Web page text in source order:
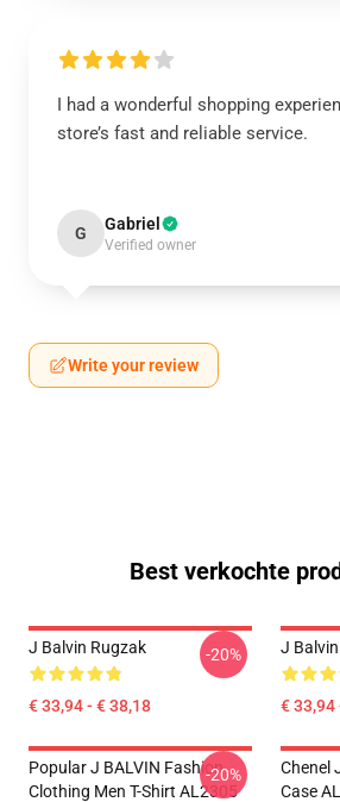
I had a wonderful shopping
store’s fast and reliable service.
G Gabriel
Verified owner
Write your review
Best verkochte
J Balvin Rugzak
€ 33,94 - € 38,18
-20% J
€ 33,94
Popular J BALVIN Fashion
Clothing Men T-Shirt AL2305
-20%
Chenel
Case